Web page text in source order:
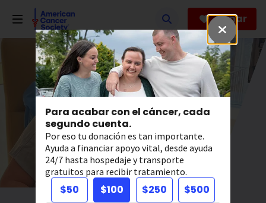
hacia
contenido
Para acabar con el cáncer, cada
segundo cuenta.
Por eso tu donación es tan importante.
Ayuda a financiar apoyo vital, desde ayuda
24/7 hasta hospedaje y transporte
gratuitos para recibir tratamiento.
$50 $100 $250 $500
Donar